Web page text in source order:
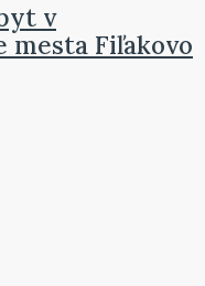
v
Fiľakovo